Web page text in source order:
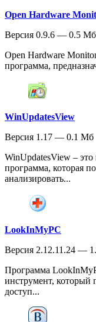
Open Hardware
Версия 0.9.6 — 0.5 Мб
Open Hardware
программа,
WinUpdatesView
Версия 1.17 — 0.1 Мб
WinUpdatesView –
программа, которая
анализировать...
LookInMyPC
Версия 2.12.11.24 —
Программа
инструмент, который
доступ...